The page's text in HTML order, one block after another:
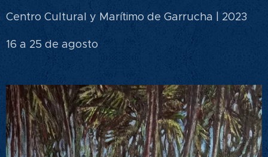
Centro Cultural y Marítimo de Garrucha | 2023
16 a 25 de agosto